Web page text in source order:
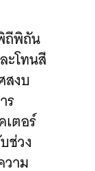
ถีพิถัน
ะโทนสี
สงบ
ร
เตอร์
ช่วง
วาม